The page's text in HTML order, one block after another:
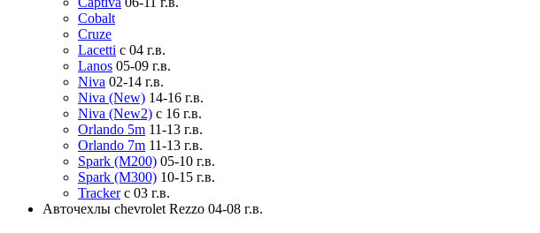
Cobalt
Cruze
Lacetti с 04 г.в.
Lanos 05-09 г.в.
Niva 02-14 г.в.
Niva (New) 14-16 г.в.
Niva (New2) с 16 г.в.
Orlando 5m 11-13 г.в.
Orlando 7m 11-13 г.в.
Spark (M200) 05-10 г.в.
Spark (M300) 10-15 г.в.
Tracker с 03 г.в.
Авточехлы chevrolet Rezzo 04-08 г.в.